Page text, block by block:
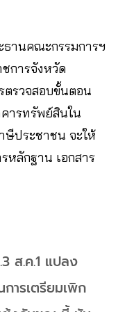
ธานคณะกรรมการฯ
การจังหวัด
ตรวจสอบขั้นตอน
ารทรัพย์สินใน
ษีประชาชน จะให้
หลักฐาน เอกสาร
ส.ค.1 แปลง
ารเตรียมเพิก